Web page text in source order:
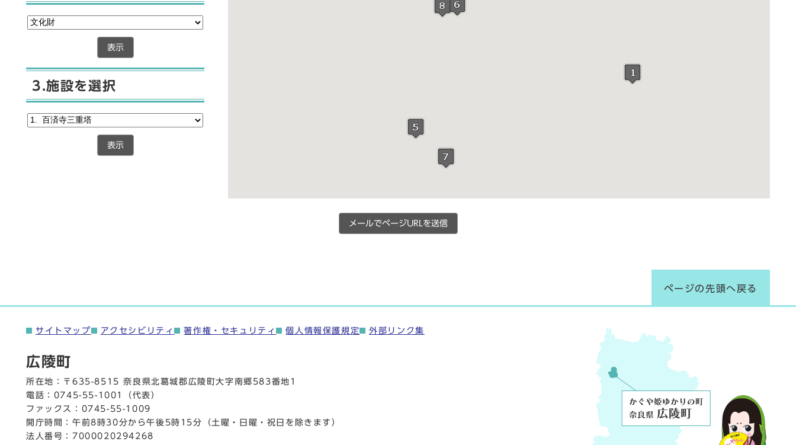
表示
3.施設を選択
表示
メールでページURLを送信
ページの先頭へ戻る
サイトマップ アクセシビリティ 著作権・セキュリティ 個人情報保護規定 外部リンク集
広陵町
所在地：〒635-8515 奈良県北葛城郡広陵町大字南郷583番地1
電話： 0745-55-1001
（代表）
ファックス：0745-55-1009
開庁時間：午前8時30分から午後5時15分（土曜・日曜・祝日を除きます）
法人番号：7000020294268